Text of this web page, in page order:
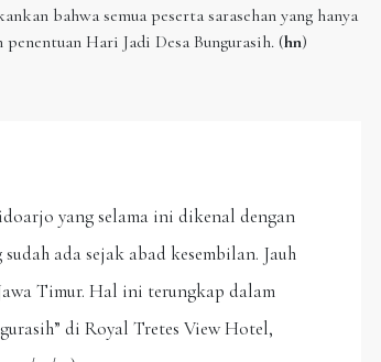
bahwa semua peserta sarasehan yang hanya
Hari Jadi Desa Bungurasih. (hn)
yang selama ini dikenal dengan
ada sejak abad kesembilan. Jauh
Timur. Hal ini terungkap dalam
di Royal Tretes View Hotel,